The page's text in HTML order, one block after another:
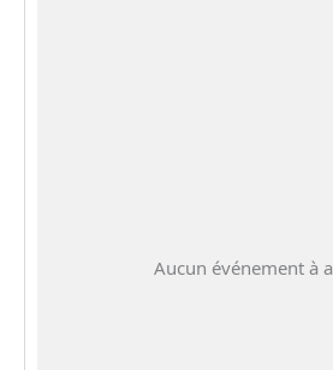
Aucun événement à